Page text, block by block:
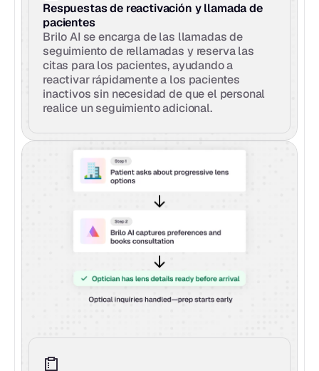
Respuestas de reactivación y llamada de
pacientes
Brilo AI se encarga de las llamadas de
seguimiento de rellamadas y reserva las
citas para los pacientes, ayudando a
reactivar rápidamente a los pacientes
inactivos sin necesidad de que el personal
realice un seguimiento adicional.